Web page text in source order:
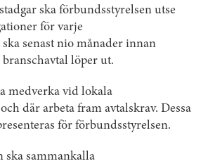
ska förbundsstyrelsen utse
för varje
senast nio månader innan
löper ut.
medverka vid lokala
där arbeta fram avtalskrav. Dessa
för förbundsstyrelsen.
ska sammankalla